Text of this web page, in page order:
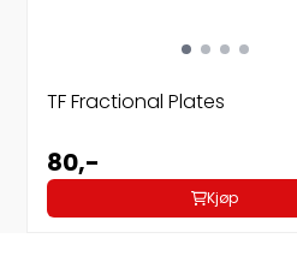
TF Fractional Plates
80,-
Kjøp